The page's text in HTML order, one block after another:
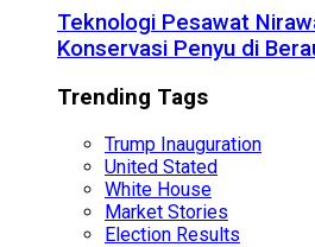
Teknologi Pesawat
Konservasi Penyu di
Trending Tags
Trump Inauguration
United Stated
White House
Market Stories
Election Results